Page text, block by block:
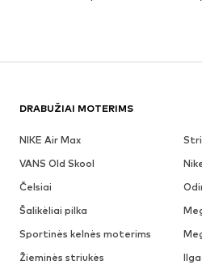
DRABUŽIAI MOTERIMS
NIKE Air Max
VANS Old Skool
Čelsiai
Šalikėliai pilka
Sportinės kelnės moterims
Žieminės striukės